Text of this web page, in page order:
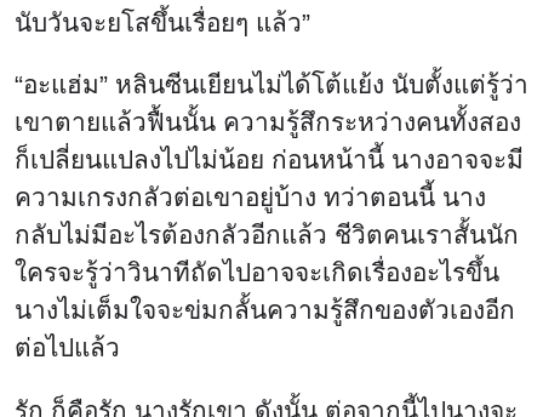
นับวันจะยโสขึ้นเรื่อยๆ แล้ว”
“อะแฮ่ม” หลินซีนเยียนไม่ได้โต้แย้ง นับตั้งแต่รู้ว่า
เขาตายแล้วฟื้นนั้น ความรู้สึกระหว่างคนทั้งสอง
ก็เปลี่ยนแปลงไปไม่น้อย ก่อนหน้านี้ นางอาจจะมี
ความเกรงกลัวต่อเขาอยู่บ้าง ทว่าตอนนี้ นาง
กลับไม่มีอะไรต้องกลัวอีกแล้ว ชีวิตคนเราสั้นนัก
ใครจะรู้ว่าวินาทีถัดไปอาจจะเกิดเรื่องอะไรขึ้น
นางไม่เต็มใจจะข่มกลั้นความรู้สึกของตัวเองอีก
ต่อไปแล้ว
รัก ก็คือรัก นางรักเขา ดังนั้น ต่อจากนี้ไปนางจะ